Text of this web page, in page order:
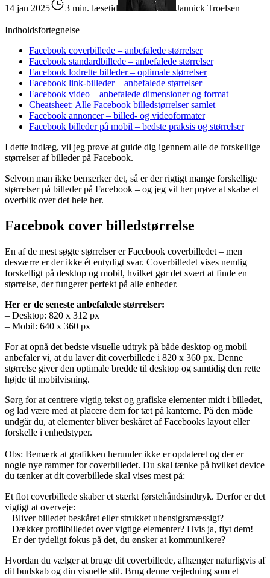
14 jan 2025 3 min. læsetid Jannick Troelsen
Indholdsfortegnelse
Facebook coverbillede – anbefalede størrelser
Facebook standardbillede – anbefalede størrelser
Facebook lodrette billeder – optimale størrelser
Facebook link-billeder – anbefalede størrelser
Facebook video – anbefalede dimensioner og format
Cheatsheet: Alle Facebook billedstørrelser samlet
Facebook annoncer – billed- og videoformater
Facebook billeder på mobil – bedste praksis og størrelser
I dette indlæg, vil jeg prøve at guide dig igennem alle de forskellige
størrelser af billeder på Facebook.
Selvom man ikke bemærker det, så er der rigtigt mange forskellige
størrelser på billeder på Facebook – og jeg vil her prøve at skabe et
overblik over det hele her.
Facebook cover billedstørrelse
En af de mest søgte størrelser er Facebook coverbilledet – men
desværre er der ikke ét entydigt svar. Coverbilledet vises nemlig
forskelligt på desktop og mobil, hvilket gør det svært at finde en
størrelse, der fungerer perfekt på alle enheder.
Her er de seneste anbefalede størrelser:
– Desktop: 820 x 312 px
– Mobil: 640 x 360 px
For at opnå det bedste visuelle udtryk på både desktop og mobil
anbefaler vi, at du laver dit coverbillede i 820 x 360 px. Denne
størrelse giver den optimale bredde til desktop og samtidig den rette
højde til mobilvisning.
Sørg for at centrere vigtig tekst og grafiske elementer midt i billedet,
og lad være med at placere dem for tæt på kanterne. På den måde
undgår du, at elementer bliver beskåret af Facebooks layout eller
forskelle i enhedstyper.
Obs: Bemærk at grafikken herunder ikke er opdateret og der er
nogle nye rammer for coverbilledet. Du skal tænke på hvilket device
du tænker at dit coverbillede skal vises mest på:
Et flot coverbillede skaber et stærkt førstehåndsindtryk. Derfor er det
vigtigt at overveje:
– Bliver billedet beskåret eller strukket uhensigtsmæssigt?
– Dækker profilbilledet over vigtige elementer? Hvis ja, flyt dem!
– Er der tydeligt fokus på det, du ønsker at kommunikere?
Hvordan du vælger at bruge dit coverbillede, afhænger naturligvis af
dit budskab og din visuelle stil. Brug denne vejledning som et